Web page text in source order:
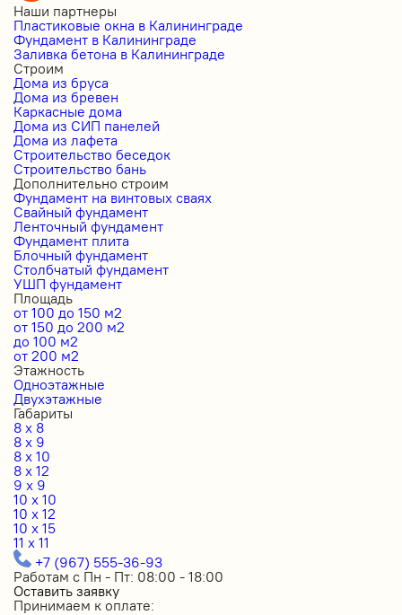
Наши партнеры
Пластиковые окна в Калининграде
Фундамент в Калининграде
Заливка бетона в Калининграде
Строим
Дома из бруса
Дома из бревен
Каркасные дома
Дома из СИП панелей
Дома из лафета
Строительство беседок
Строительство бань
Дополнительно строим
Фундамент на винтовых сваях
Свайный фундамент
Ленточный фундамент
Фундамент плита
Блочный фундамент
Столбчатый фундамент
УШП фундамент
Площадь
от 100 до 150 м2
от 150 до 200 м2
до 100 м2
от 200 м2
Этажность
Одноэтажные
Двухэтажные
Габариты
8 x 8
8 x 9
8 x 10
8 x 12
9 x 9
10 x 10
10 x 12
10 x 15
11 x 11
+7 (967) 555-36-93
Работам с Пн - Пт: 08:00 - 18:00
Оставить заявку
Принимаем к оплате: